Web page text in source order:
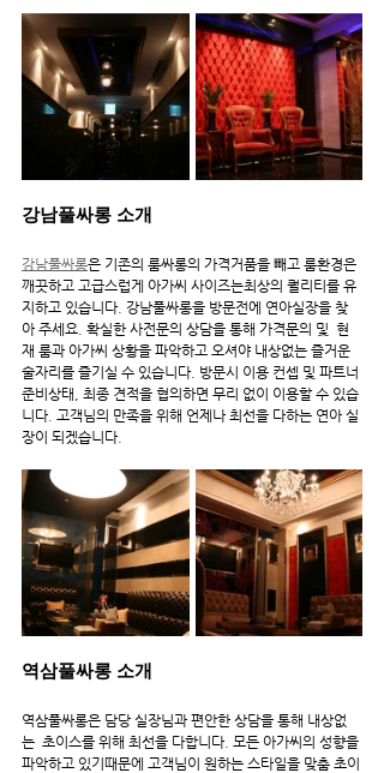
강남풀싸롱 소개
강남풀싸롱은 기존의 룸싸롱의 가격거품을 빼고 룸환경은
깨끗하고 고급스럽게 아가씨 사이즈는최상의 퀄리티를 유
지하고 있습니다. 강남풀싸롱을 방문전에 연아실장을 찾
아 주세요. 확실한 사전문의 상담을 통해 가격문의 및  현
재 룸과 아가씨 상황을 파악하고 오셔야 내상없는 즐거운
술자리를 즐기실 수 있습니다. 방문시 이용 컨셉 및 파트너
준비상태, 최종 견적을 협의하면 무리 없이 이용할 수 있습
니다. 고객님의 만족을 위해 언제나 최선을 다하는 연아 실
장이 되겠습니다.
역삼풀싸롱 소개
역삼풀싸롱은 담당 실장님과 편안한 상담을 통해 내상없
는  초이스를 위해 최선을 다합니다. 모든 아가씨의 성향을
파악하고 있기때문에 고객님이 원하는 스타일을 맞춤 초이